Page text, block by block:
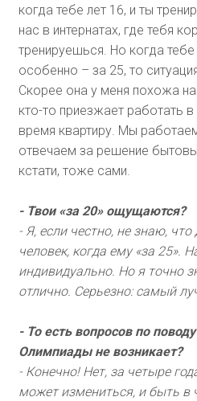
когда тебе лет 16, и ты
нас в интернатах, где тебя
тренируешься. Но когда
особенно – за 25, то
Скорее она у меня похожа
кто-то приезжает работать
время квартиру. Мы
отвечаем за решение
кстати, тоже сами.
- Твои «за 20» ощущаются?
- Я, если честно, не знаю,
человек, когда ему «за 25».
индивидуально. Но я точно
отлично. Серьезно: самый
- То есть вопросов по
Олимпиады не возникает?
- Конечно! Нет, за четыре
может измениться, и быть в